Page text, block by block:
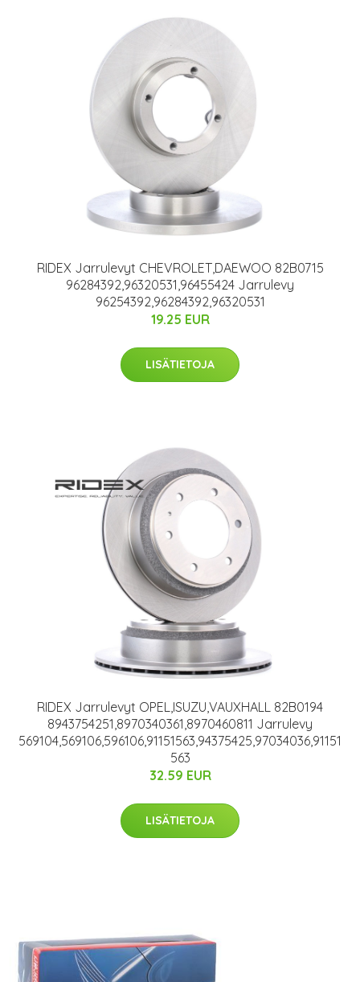
RIDEX Jarrulevyt CHEVROLET,DAEWOO 82B0715
96284392,96320531,96455424 Jarrulevy
96254392,96284392,96320531
19.25 EUR
LISÄTIETOJA
RIDEX Jarrulevyt OPEL,ISUZU,VAUXHALL 82B0194
8943754251,8970340361,8970460811 Jarrulevy
569104,569106,596106,91151563,94375425,97034036,91151
563
32.59 EUR
LISÄTIETOJA